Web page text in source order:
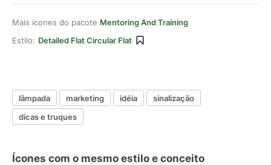
Mais ícones do pacote Mentoring And Training
Estilo: Detailed Flat Circular Flat
lâmpada marketing idéia
sinalização
dicas e truques
Ícones com o mesmo estilo e conceito